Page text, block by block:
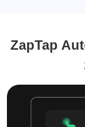
ZapTap